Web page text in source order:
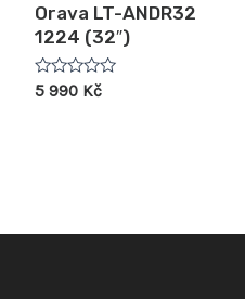
Orava LT-ANDR32
1224 (32″)
Hodnocení
5 990 Kč